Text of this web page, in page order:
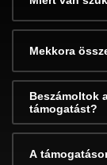
Mekkora
Beszámoltok
támogatást?
A